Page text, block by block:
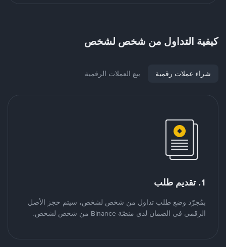
كيفية التداول من شخص لشخص
شراء عملات رقمية بيع العملات الرقمية
1. تقديم طلب
بمُجرّد وضع طلب تداول من شخص لشخص، سيتم حجز الأصل
الرقمي في الضمان لدى منصّة Binance من شخص لشخص.